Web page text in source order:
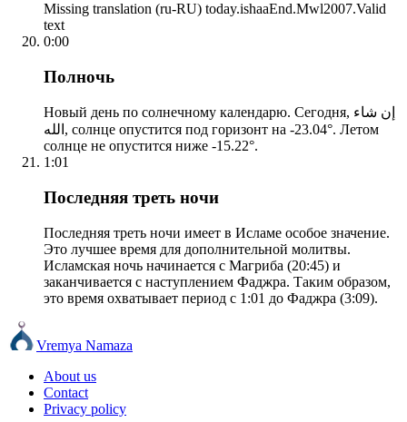
Missing translation (ru-RU) today.ishaaEnd.Mwl2007.Valid
text
0:00
Полночь
Новый день по солнечному календарю. Сегодня, إن شاء
الله, солнце опустится под горизонт на -23.04°. Летом
солнце не опустится ниже -15.22°.
1:01
Последняя треть ночи
Последняя треть ночи имеет в Исламе особое значение.
Это лучшее время для дополнительной молитвы.
Исламская ночь начинается с Магриба (20:45) и
заканчивается с наступлением Фаджра. Таким образом,
это время охватывает период с 1:01 до Фаджра (3:09).
Vremya Namaza
About us
Contact
Privacy policy